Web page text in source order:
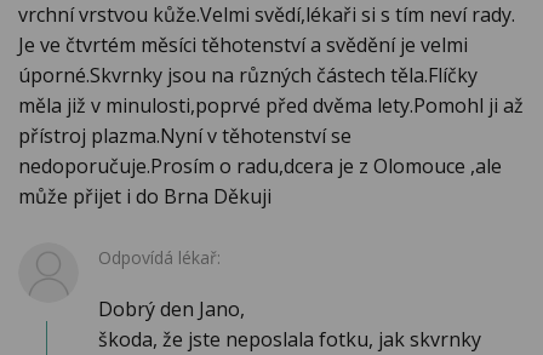
vrchní vrstvou kůže.Velmi svědí,lékaři si s tím neví rady.
Je ve čtvrtém měsíci těhotenství a svědění je velmi
úporné.Skvrnky jsou na různých částech těla.Flíčky
měla již v minulosti,poprvé před dvěma lety.Pomohl ji až
přístroj plazma.Nyní v těhotenství se
nedoporučuje.Prosím o radu,dcera je z Olomouce ,ale
může přijet i do Brna Děkuji
Odpovídá lékař:
Dobrý den Jano,
škoda, že jste neposlala fotku, jak skvrnky